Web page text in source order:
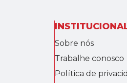
Sobre nós
Trabalhe conosco
Política de